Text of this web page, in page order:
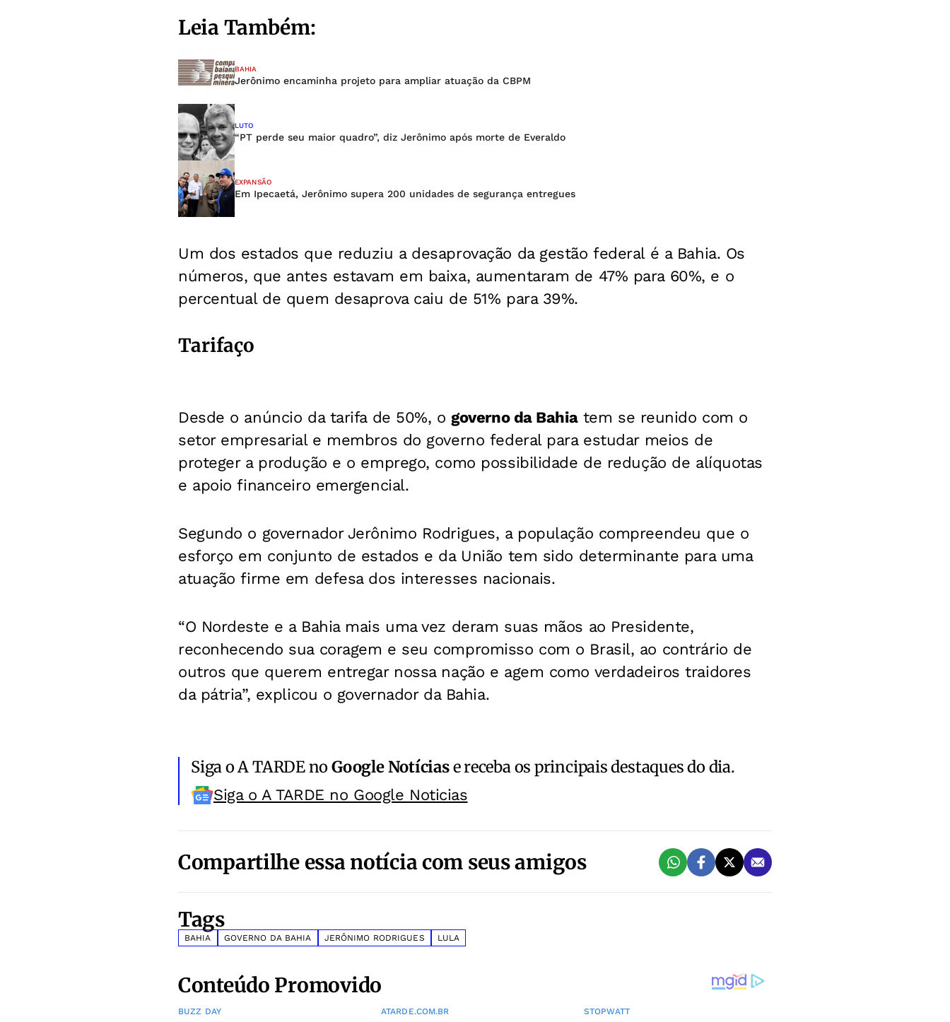
Leia Também:
BAHIA
Jerônimo encaminha projeto para ampliar atuação da CBPM
LUTO
“PT perde seu maior quadro”, diz Jerônimo após morte de Everaldo
EXPANSÃO
Em Ipecaetá, Jerônimo supera 200 unidades de segurança entregues
Um dos estados que reduziu a desaprovação da gestão federal é a Bahia. Os
números, que antes estavam em baixa, aumentaram de 47% para 60%, e o
percentual de quem desaprova caiu de 51% para 39%.
Tarifaço
Desde o anúncio da tarifa de 50%, o governo da Bahiatem se reunido com o
setor empresarial e membros do governo federal para estudar meios de
proteger a produção e o emprego, como possibilidade de redução de alíquotas
e apoio financeiro emergencial.
Segundo o governador Jerônimo Rodrigues, a população compreendeu que o
esforço em conjunto de estados e da União tem sido determinante para uma
atuação firme em defesa dos interesses nacionais.
“O Nordeste e a Bahia mais uma vez deram suas mãos ao Presidente,
reconhecendo sua coragem e seu compromisso com o Brasil, ao contrário de
outros que querem entregar nossa nação e agem como verdadeiros traidores
da pátria”, explicou o governador da Bahia.
Siga o A TARDE noGoogle Notíciase receba os principais destaques do dia.
Siga o A TARDE no Google Noticias
Compartilhe essa notícia com seus amigos
Tags
BAHIA GOVERNO DA BAHIA JERÔNIMO RODRIGUES LULA